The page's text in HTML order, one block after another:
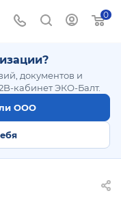
0
документов и
кабинет ЭКО-Балт.
ООО